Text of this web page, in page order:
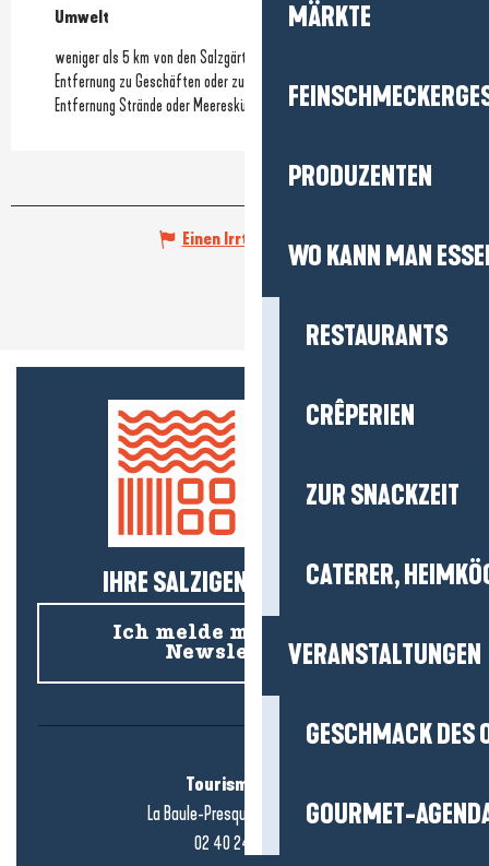
MÄRKTE
PRODUZENTEN
WO KANN MAN
RESTAURANTS
CRÊPERIEN
ZUR SNACKZEIT
CATERER,
VERANSTALTUNGEN
GESCHMACK DES
GOURMET-
Umwelt
Umwelt
weniger als 5 km von den Salzgärten entfernt
Entfernung zu Geschäften oder zum Stadtzentrum
Entfernung Strände oder Meeresküste
Einen Irrtum angeben
IHRE SALZIGEN NEUIGKEITEN!
Ich melde mich für den
Newsletter an
Tourismusbüro
La Baule-Presqu'île de Guérande
02 40 24 34 44